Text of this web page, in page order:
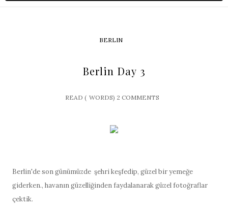
BERLIN
Berlin Day 3
READ ( WORDS) 2 COMMENTS
Berlin'de son günümüzde şehri keşfedip, güzel bir yemeğe
giderken., havanın güzelliğinden faydalanarak güzel fotoğraflar
çektik.